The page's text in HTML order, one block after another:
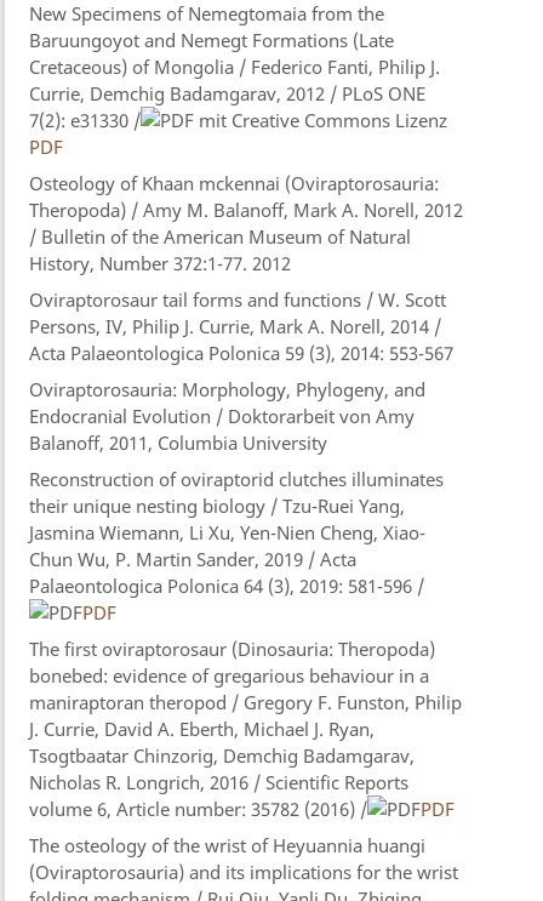
New Specimens of Nemegtomaia from the
Baruungoyot and Nemegt Formations (Late
Cretaceous) of Mongolia / Federico Fanti, Philip J.
Currie, Demchig Badamgarav, 2012 / PLoS ONE
7(2): e31330 /
PDF
Osteology of Khaan mckennai (Oviraptorosauria:
Theropoda) / Amy M. Balanoff, Mark A. Norell, 2012
/ Bulletin of the American Museum of Natural
History, Number 372:1-77. 2012
Oviraptorosaur tail forms and functions / W. Scott
Persons, IV, Philip J. Currie, Mark A. Norell, 2014 /
Acta Palaeontologica Polonica 59 (3), 2014: 553-567
Oviraptorosauria: Morphology, Phylogeny, and
Endocranial Evolution / Doktorarbeit von Amy
Balanoff, 2011, Columbia University
Reconstruction of oviraptorid clutches illuminates
their unique nesting biology / Tzu-Ruei Yang,
Jasmina Wiemann, Li Xu, Yen-Nien Cheng, Xiao-
Chun Wu, P. Martin Sander, 2019 / Acta
Palaeontologica Polonica 64 (3), 2019: 581-596 /
PDF
The first oviraptorosaur (Dinosauria: Theropoda)
bonebed: evidence of gregarious behaviour in a
maniraptoran theropod / Gregory F. Funston, Philip
J. Currie, David A. Eberth, Michael J. Ryan,
Tsogtbaatar Chinzorig, Demchig Badamgarav,
Nicholas R. Longrich, 2016 / Scientific Reports
volume 6, Article number: 35782 (2016) /
PDF
The osteology of the wrist of Heyuannia huangi
(Oviraptorosauria) and its implications for the wrist